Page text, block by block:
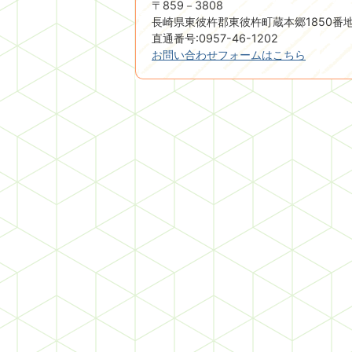
〒859－3808
長崎県東彼杵郡東彼杵町蔵本郷1850番
直通番号:0957-46-1202
お問い合わせフォームはこちら